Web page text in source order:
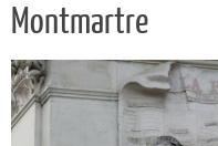
Montmartre